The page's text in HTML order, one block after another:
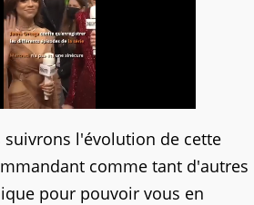
suivrons l'évolution de cette
comme tant d'autres
pour pouvoir vous en